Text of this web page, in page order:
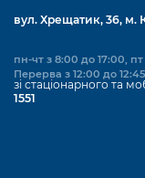
вул. Хрещатик, 36, м.
пн-чт з 8:00 до 17:00,
Перерва з 12:00 до 12:45
зі стаціонарного та
1551